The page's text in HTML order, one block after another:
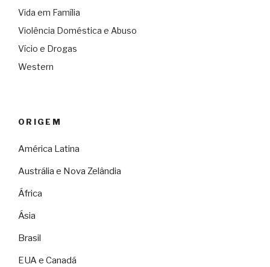
Vida em Família
Violência Doméstica e Abuso
Vício e Drogas
Western
ORIGEM
América Latina
Austrália e Nova Zelândia
África
Ásia
Brasil
EUA e Canadá